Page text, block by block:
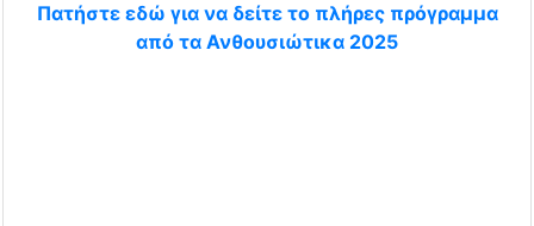
Πατήστε εδώ για να δείτε το πλήρες πρόγραμμα
από τα Ανθουσιώτικα 2025